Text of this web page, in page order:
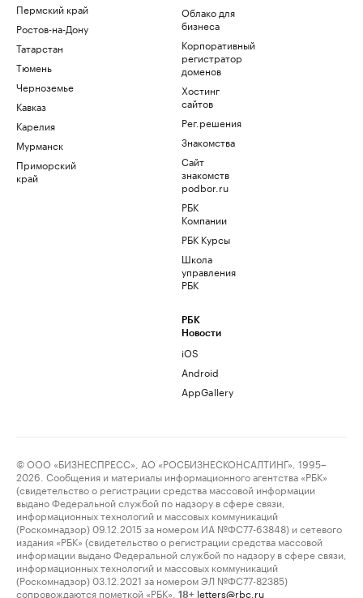
Пермский край
Ростов-на-Дону
Татарстан
Тюмень
Черноземье
Кавказ
Карелия
Мурманск
Приморский
край
Облако для
бизнеса
Корпоративный
регистратор
доменов
Хостинг
сайтов
Рег.решения
Знакомства
Сайт
знакомств
podbor.ru
РБК
Компании
РБК Курсы
Школа
управления
РБК
РБК
Новости
iOS
Android
AppGallery
© ООО «БИЗНЕСПРЕСС», АО «РОСБИЗНЕСКОНСАЛТИНГ», 1995–
2026. Сообщения и материалы информационного агентства «РБК»
(свидетельство о регистрации средства массовой информации
выдано Федеральной службой по надзору в сфере связи,
информационных технологий и массовых коммуникаций
(Роскомнадзор) 09.12.2015 за номером ИА №ФС77-63848) и сетевого
издания «РБК» (свидетельство о регистрации средства массовой
информации выдано Федеральной службой по надзору в сфере связи,
информационных технологий и массовых коммуникаций
(Роскомнадзор) 03.12.2021 за номером ЭЛ №ФС77-82385)
сопровождаются пометкой «РБК».
18+ letters@rbc.ru